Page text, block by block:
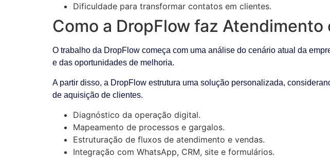
Dificuldade para transformar contatos em clientes.
Como a DropFlow faz
O trabalho da DropFlow começa com uma análise do cenário atual da
e das oportunidades de melhoria.
A partir disso, a DropFlow estrutura uma solução personalizada,
de aquisição de clientes.
Diagnóstico da operação digital.
Mapeamento de processos e gargalos.
Estruturação de fluxos de atendimento e vendas.
Integração com WhatsApp, CRM, site e formulários.